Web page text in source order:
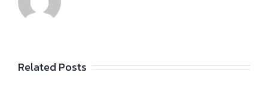
Related Posts